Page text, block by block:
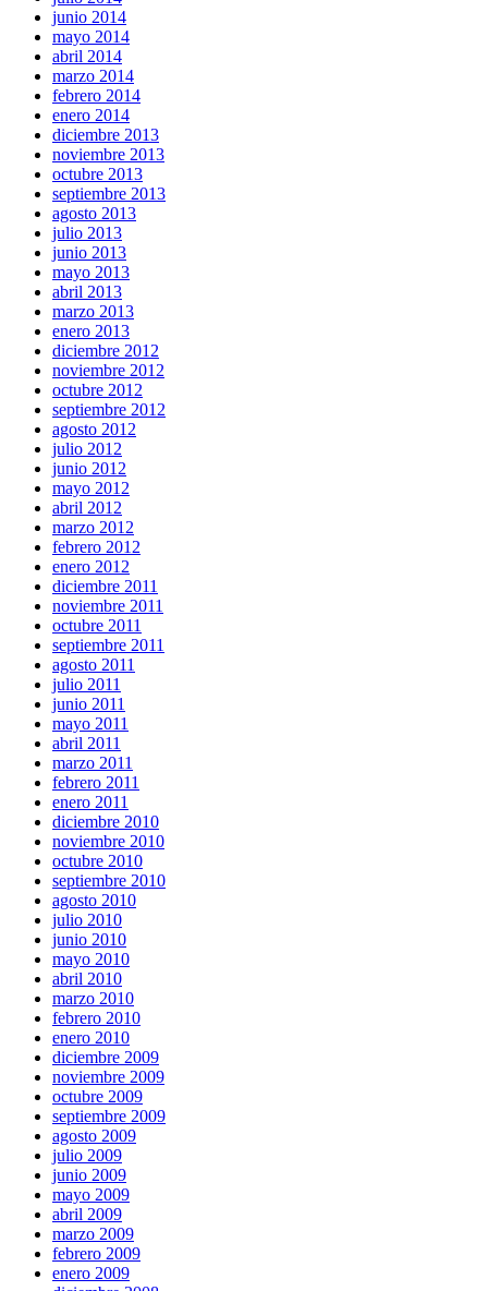
junio 2014
mayo 2014
abril 2014
marzo 2014
febrero 2014
enero 2014
diciembre 2013
noviembre 2013
octubre 2013
septiembre 2013
agosto 2013
julio 2013
junio 2013
mayo 2013
abril 2013
marzo 2013
enero 2013
diciembre 2012
noviembre 2012
octubre 2012
septiembre 2012
agosto 2012
julio 2012
junio 2012
mayo 2012
abril 2012
marzo 2012
febrero 2012
enero 2012
diciembre 2011
noviembre 2011
octubre 2011
septiembre 2011
agosto 2011
julio 2011
junio 2011
mayo 2011
abril 2011
marzo 2011
febrero 2011
enero 2011
diciembre 2010
noviembre 2010
octubre 2010
septiembre 2010
agosto 2010
julio 2010
junio 2010
mayo 2010
abril 2010
marzo 2010
febrero 2010
enero 2010
diciembre 2009
noviembre 2009
octubre 2009
septiembre 2009
agosto 2009
julio 2009
junio 2009
mayo 2009
abril 2009
marzo 2009
febrero 2009
enero 2009